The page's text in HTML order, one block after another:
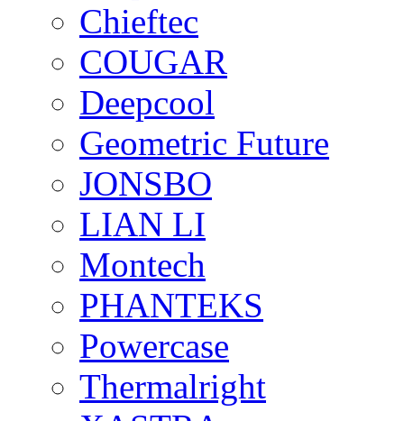
Chieftec
COUGAR
Deepcool
Geometric Future
JONSBO
LIAN LI
Montech
PHANTEKS
Powercase
Thermalright